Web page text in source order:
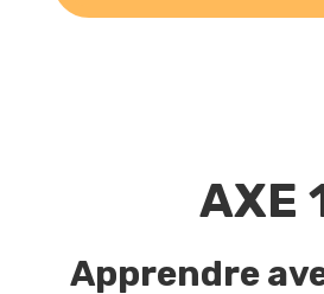
AXE
Apprendre